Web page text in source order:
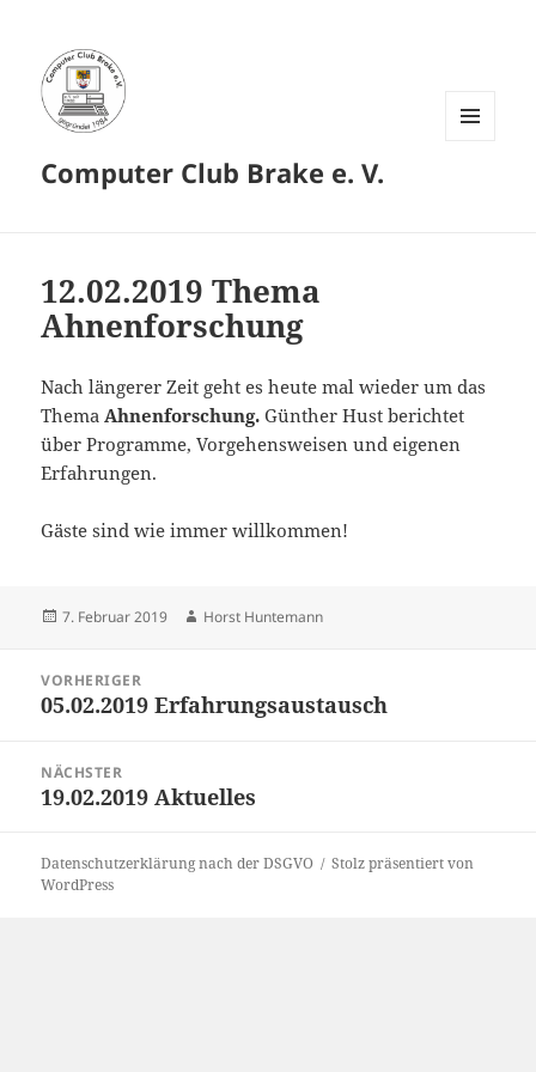
Computer Club Brake e. V.
12.02.2019 Thema
Ahnenforschung
Nach längerer Zeit geht es heute mal wieder um das
ThemaAhnenforschung. Günther Hust berichtet
über Programme, Vorgehensweisen und eigenen
Erfahrungen.
Gäste sind wie immer willkommen!
Veröffentlicht
7. Februar 2019 Autor
Horst Huntemann
VORHERIGER
Vorheriger
05.02.2019 Erfahrungsaustausch
NÄCHSTER
Nächster
19.02.2019 Aktuelles
Datenschutzerklärung nach der DSGVO
Stolz präsentiert von
WordPress